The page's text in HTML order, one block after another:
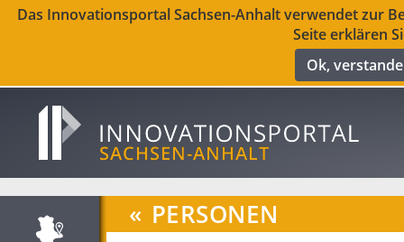
Das Innovationsportal Sachsen-Anhalt verwendet zur
Seite erklären
Ok,
« PERSONEN